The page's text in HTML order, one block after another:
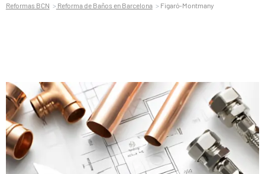
Reformas BCN Reforma de Baños en Barcelona Figaró-Montmany